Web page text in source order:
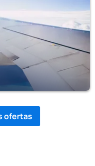
ofertas